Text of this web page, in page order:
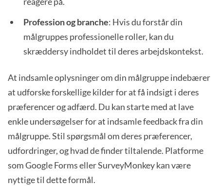
Profession og branche: Hvis du forstår din
målgruppes professionelle roller, kan du
skræddersy indholdet til deres arbejdskontekst.
At indsamle oplysninger om din målgruppe indebærer
at udforske forskellige kilder for at få indsigt i deres
præferencer og adfærd. Du kan starte med at lave
enkle undersøgelser for at indsamle feedback fra din
målgruppe. Stil spørgsmål om deres præferencer,
udfordringer, og hvad de finder tiltalende. Platforme
som Google Forms eller SurveyMonkey kan være
nyttige til dette formål.